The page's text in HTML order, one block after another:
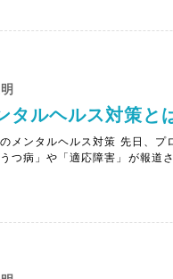
ルヘルス対策と
メンタルヘルス対策 先日、
つ病」や「適応障害」が報道